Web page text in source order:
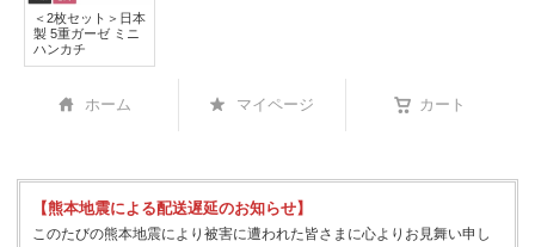
＜2枚セット＞日本
製 5重ガーゼ ミニ
ハンカチ
ホーム マイページ カート
【熊本地震による配送遅延のお知らせ】
このたびの熊本地震により被害に遭われた皆さまに心よりお見舞い申し